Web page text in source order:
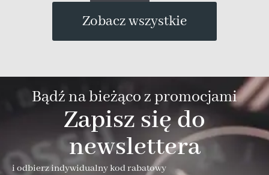
Zobacz wszystkie
Bądź na bieżąco z promocjami
Zapisz się do
newslettera
i odbierz indywidualny kod rabatowy